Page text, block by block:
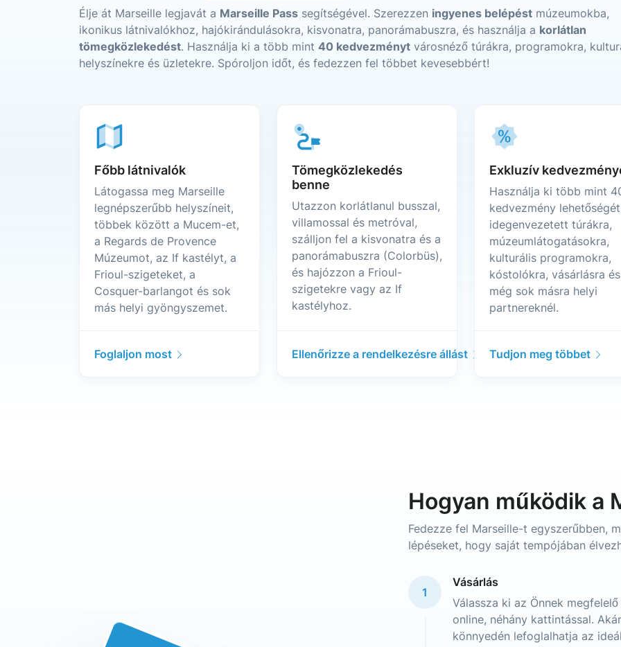
Élje át Marseille legjavát a Marseille Pass segítségével. Szerezzen ingyenes belépést múzeumokba,
ikonikus látnivalókhoz, hajókirándulásokra, kisvonatra, panorámabuszra, és használja a korlátlan
tömegközlekedést. Használja ki a több mint 40 kedvezményt városnéző túrákra, programokra,
helyszínekre és üzletekre. Spóroljon időt, és fedezzen fel többet kevesebbért!
Főbb látnivalók
Látogassa meg Marseille
legnépszerűbb helyszíneit,
többek között a Mucem-et,
a Regards de Provence
Múzeumot, az If kastélyt, a
Frioul-szigeteket, a
Cosquer-barlangot és sok
más helyi gyöngyszemet.
Foglaljon most
Tömegközlekedés
benne
Utazzon korlátlanul busszal,
villamossal és metróval,
szálljon fel a kisvonatra és a
panorámabuszra (Colorbüs),
és hajózzon a Frioul-
szigetekre vagy az If
kastélyhoz.
Ellenőrizze a rendelkezésre állást
Exkluzív
Használja ki több mint
kedvezmény lehetőségét
idegenvezetett túrákra,
múzeumlátogatásokra,
kulturális programokra,
kóstolókra, vásárlásra és
még sok másra helyi
partnereknél.
Tudjon meg többet
Hogyan működik a
Fedezze fel Marseille-t egyszerűbben,
lépéseket, hogy saját tempójában
1
Vásárlás
Válassza ki az Önnek
online, néhány kattintással.
könnyedén lefoglalhatja az